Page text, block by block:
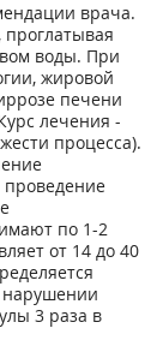
врача.
воды. При
жировой
печени
лечения -
процесса).
по 1-2
от 14 до 40
3 раза в